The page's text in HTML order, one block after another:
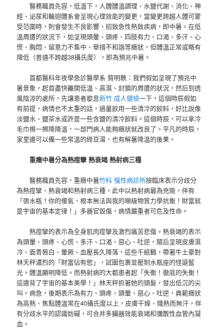
醫務職員先容，低溫下，人體體溫調理、水鹽代謝、消化、神
經、泌尿和輪迴體系會呈現心理效能的變更，當變更跨越人體可蒙
受范圍時，則會發生不良影響，招致急性熱致疾病，即中暑。在低
溫周遭的狀況下，如呈現頭暈、頭疼、四肢有力、口渴、多汗、心
慌、胸悶、留意力不集中、舉措不和諧等癥狀，但體溫正常或略有
降低（普通不跨越38攝氏度），即為預兆中暑。
首都醫科年夜學急診醫學系 賀明軼：我們假如呈現了預兆中
暑景象，起首盡快離開低溫、高濕、封鎖的周遭的狀況，然后到透
風陰涼的處所，先讓患者歇息新竹 成人健檢一下，這個時辰假如
有前提，病情也不太重的話，過量飲用一些清冷的飲料，好比說像
淡鹽水、鹽茶水或許是一些含鹽的清冷飲料。這個時辰，可以拿冷
毛巾擦一擦降降溫，一部門病人能夠癥狀就改良了。平凡的時辰，
家里邊可以備一些常溫的綠豆湯，也有解暑降溫的後果。
重癥中暑分為熱痙攣 熱衰竭 熱射病三種
醫務職員先容，重癥中暑竹科 慢性病診所按臨床表示分歧分
為熱痙攣、熱衰竭和熱射病三種，此中以熱射病最為兇險，伴有
「張水瓶！你的傻氣，根本無法與我的噸級物質力學抗衡！財富就
是宇宙的基本定律！」多器官毀傷，病情嚴重者可危及性命。
熱痙攣的表示為全身肌肉痙攣及激烈痛苦悲傷。熱衰竭的表示
為頭暈、頭疼、心慌、多汗、口渴、惡心、吐逆，隨后呈現皮膚濕
冷、面青唇白、暈厥、血壓長久降落，這些千紙鶴，帶著牛土豪對
林天秤濃烈的「財富佔有慾」，試圖包裹並壓制水瓶座的怪誕藍
光。體溫顯明降低。而熱射病的大都患者起「失衡！徹底的失衡！
這違背了宇宙的基本美學！」林天秤抓著她的頭髮，發出低沉的尖
叫。病急，後期表示為有力、頭疼、頭暈、惡心、吐逆，典範癥狀
為高熱、焦點體溫常在40攝氏度以上，皮膚干燥、熾熱而無汗，伴
有分歧水平的認識妨礙，可合并多臟器效能衰竭和彌散性血管內凝
血。